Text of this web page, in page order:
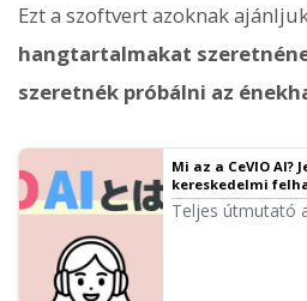
Ezt a szoftvert azoknak
hangtartalmakat
szeretnék próbálni az
Mi az a CeVIO AI?
kereskedelmi
Teljes útmutató